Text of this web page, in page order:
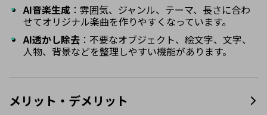
AI音楽生成 ：雰囲気、ジャンル、テーマ、長さに合わ
せてオリジナル楽曲を作りやすくなっています。
AI透かし除去 ：不要なオブジェクト、絵文字、文字、
人物、背景などを整理しやすい機能があります。
メリット・デメリット